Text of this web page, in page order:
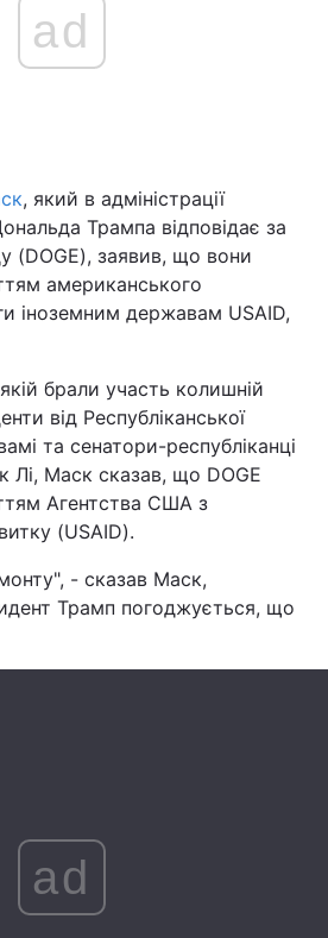
Війна
Політика
Світ
Лайт
Інциденти
Туризм
Регіони
Вакансії
ad
, який в адміністрації
Трампа відповідає за
(DOGE), заявив, що вони
американського
іноземним державам USAID,
брали участь колишній
від Республіканської
та сенатори-республіканці
Лі, Маск сказав, що DOGE
Агентства США з
(USAID).
- сказав Маск,
Трамп погоджується, що
ad